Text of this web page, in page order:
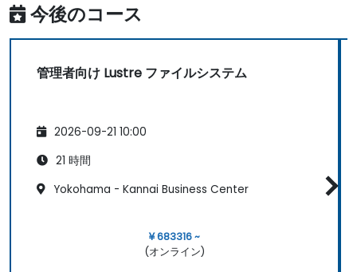
今後のコース
管理者向け Lustre ファイルシステム
2026-09-21 10:00
21 時間
Yokohama - Kannai Business Center
¥ 683316 ~
(オンライン)